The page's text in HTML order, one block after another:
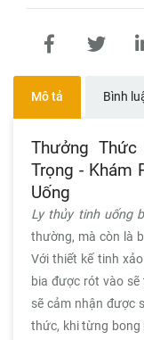
Mô tả Bình
Thưởng
Trọng - Khám
Uống
Ly thủy tinh uống
thường, mà còn là
Với thiết kế tinh
bia được rót vào
sẽ cảm nhận được
thức, khi từng bong